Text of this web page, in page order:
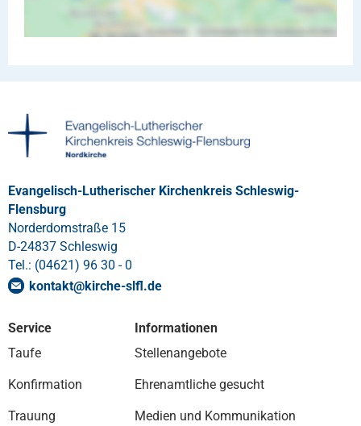
Evangelisch-Lutherischer Kirchenkreis Schleswig-
Flensburg
Norderdomstraße 15
D-24837 Schleswig
Tel.: (04621) 96 30 - 0
kontakt@kirche-slfl.de
Service
Taufe
Konfirmation
Trauung
Informationen
Stellenangebote
Ehrenamtliche gesucht
Medien und Kommunikation